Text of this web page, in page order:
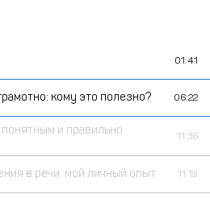
01:41
кому это полезно? 06:22
и правильно
11:36
в речи: мой личный опыт 11:19